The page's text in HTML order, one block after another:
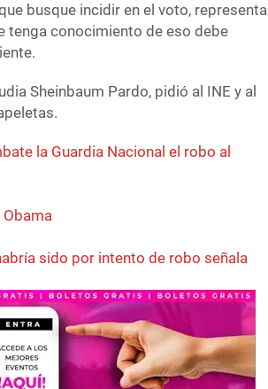
busque incidir en el voto, representa
tenga conocimiento de eso debe
Sheinbaum Pardo, pidió al INE y al
la Guardia Nacional el robo al
Obama
sido por intento de robo señala